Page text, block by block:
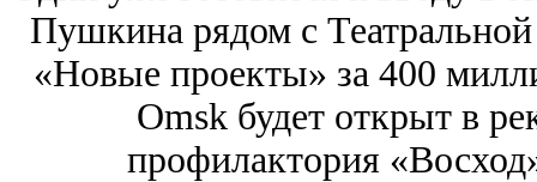
Пушкина рядом с
«Новые проекты» за 400
Omsk будет открыт в
профилактория